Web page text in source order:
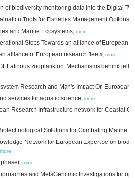
of biodiversity monitoring data into the Digital
Tools for Fisheries Management Options,
and Marine Ecosystems, more
Steps Towards an alliance of European
alliance of European research fleets, more
zooplankton: Mechanisms behind
Research and Man's Impact On European
services for aquatic science, more
Research Infrastructure network for Coastal
Solutions for Combating Marine
Network for European Expertise on
more
phase), more
and MetaGenomic Investigations for